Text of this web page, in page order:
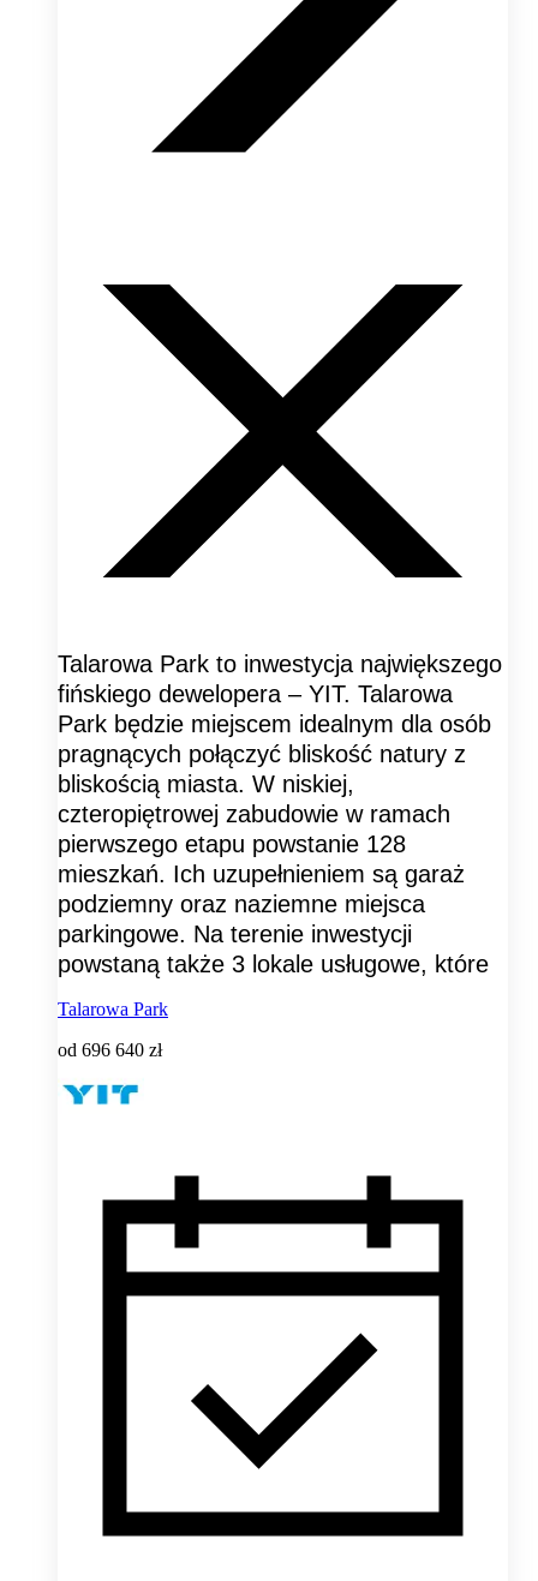
Talarowa Park to inwestycja największego
fińskiego dewelopera – YIT. Talarowa
Park będzie miejscem idealnym dla osób
pragnących połączyć bliskość natury z
bliskością miasta. W niskiej,
czteropiętrowej zabudowie w ramach
pierwszego etapu powstanie 128
mieszkań. Ich uzupełnieniem są garaż
podziemny oraz naziemne miejsca
parkingowe. Na terenie inwestycji
powstaną także 3 lokale usługowe, które
Talarowa Park
od 696 640 zł